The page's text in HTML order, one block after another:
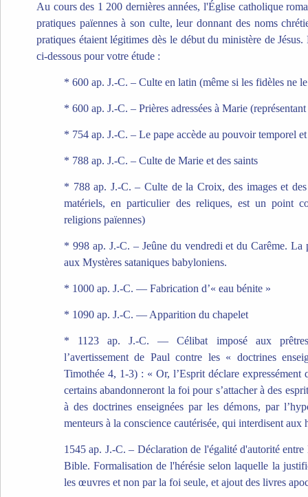
Au cours des 1 200 dernières années, l'Église catholique
pratiques païennes à son culte, leur donnant des noms
pratiques étaient légitimes dès le début du ministère de
ci-dessous pour votre étude :
* 600 ap. J.-C. – Culte en latin (même si les fidèles ne
* 600 ap. J.-C. – Prières adressées à Marie
* 754 ap. J.-C. – Le pape accède au pouvoir temporel
* 788 ap. J.-C. – Culte de Marie et des saints
* 788 ap. J.-C. – Culte de la Croix, des images et
matériels, en particulier des reliques, est un point
religions païennes)
* 998 ap. J.-C. – Jeûne du vendredi et du Carême. La
aux Mystères sataniques babyloniens.
* 1000 ap. J.-C. — Fabrication d’« eau bénite »
* 1090 ap. J.-C. — Apparition du chapelet
* 1123 ap. J.-C. — Célibat imposé aux
l’avertissement de Paul contre les « doctrines
Timothée 4, 1-3) : « Or, l’Esprit déclare expressément
certains abandonneront la foi pour s’attacher à des
à des doctrines enseignées par les démons, par
menteurs à la conscience cautérisée, qui interdisent
1545 ap. J.-C. – Déclaration de l'égalité d'autorité
Bible. Formalisation de l'hérésie selon laquelle la
les œuvres et non par la foi seule, et ajout des livres